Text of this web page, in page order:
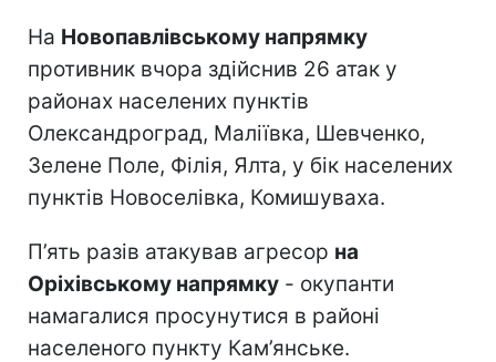
На Новопавлівському напрямку
противник вчора здійснив 26 атак у
районах населених пунктів
Олександроград, Маліївка, Шевченко,
Зелене Поле, Філія, Ялта, у бік населених
пунктів Новоселівка, Комишуваха.
П’ять разів атакував агресор на
Оріхівському напрямку - окупанти
намагалися просунутися в районі
населеного пункту Кам’янське.